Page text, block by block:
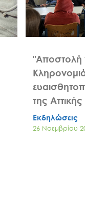
"Αποστολή
της Αττικής
Εκδηλώσεις
26 Νοεμβρίου